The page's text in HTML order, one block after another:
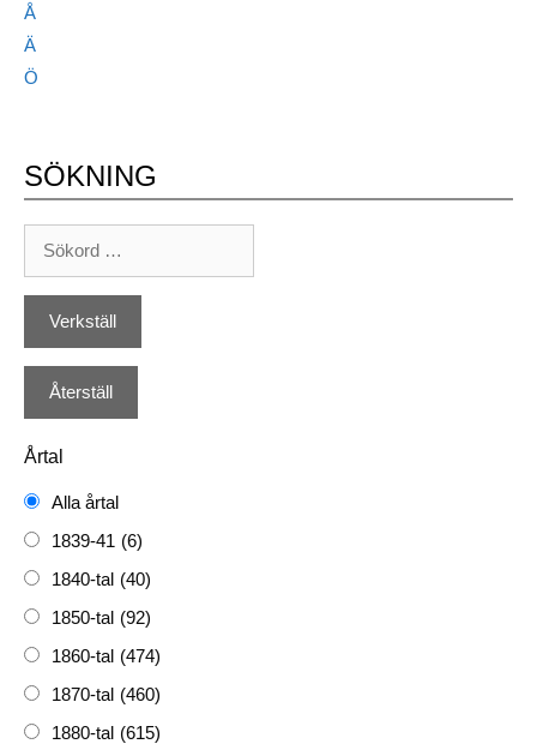
Å
Ä
Ö
SÖKNING
Årtal
Alla årtal
1839-41 (6)
1840-tal (40)
1850-tal (92)
1860-tal (474)
1870-tal (460)
1880-tal (615)